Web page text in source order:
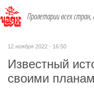
Пролетарии всех
12 ноября 2022 - 16:50
Известный
своими